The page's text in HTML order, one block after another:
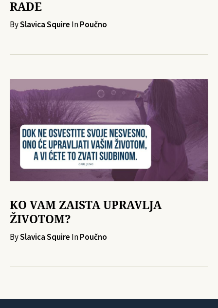
RADE
BySlavica Squire InPoučno
KO VAM ZAISTA UPRAVLJA
ŽIVOTOM?
BySlavica Squire InPoučno